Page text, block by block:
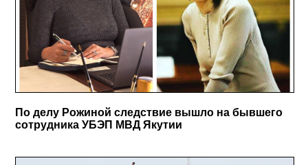
По делу Рожиной следствие вышло на бывшего
сотрудника УБЭП МВД Якутии